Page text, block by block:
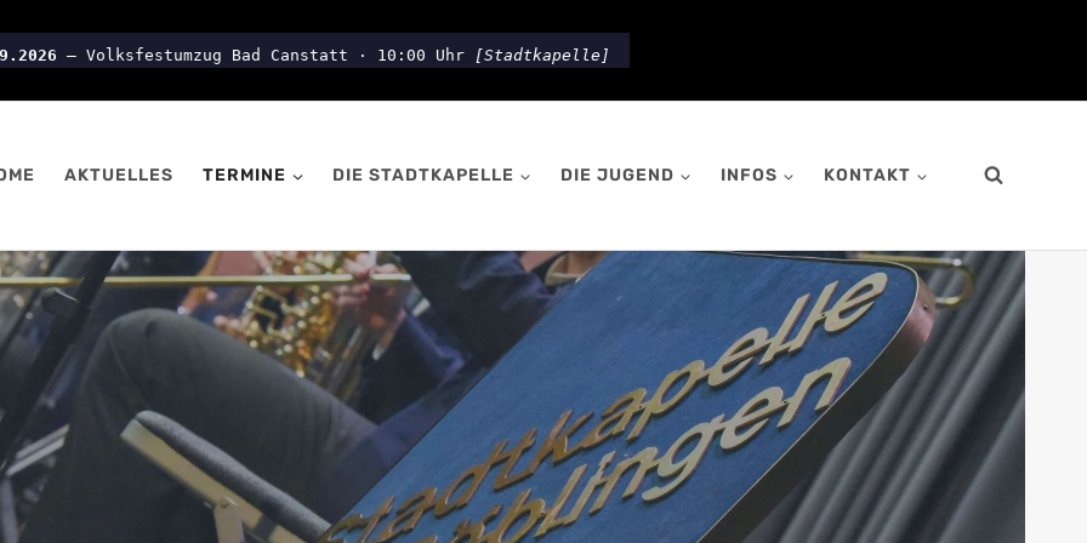
– Volksfestumzug Bad Canstatt · 10:00 Uhr [Stadtkapelle]
AKTUELLES TERMINE DIE STADTKAPELLE DIE JUGEND INFOS KONTAKT